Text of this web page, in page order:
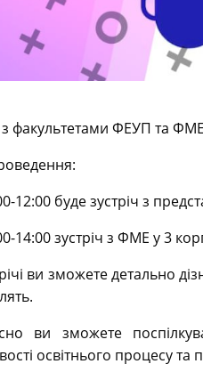
з факультетами ФЕУП та ФМЕ
12:00 буде зустріч з
14:00 зустріч з ФМЕ у 3
ви зможете детально
ви зможете
освітнього процесу